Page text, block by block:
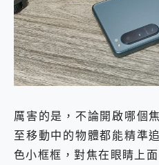
厲害的是，不論開啟哪個
至移動中的物體都能精準
色小框框，對焦在眼睛上